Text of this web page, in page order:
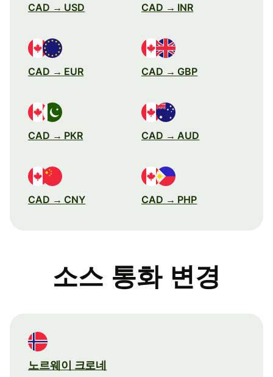
CAD → USD CAD → INR
CAD → EUR CAD → GBP
CAD → PKR CAD → AUD
CAD → CNY CAD → PHP
소스 통화 변경
노르웨이 크로네